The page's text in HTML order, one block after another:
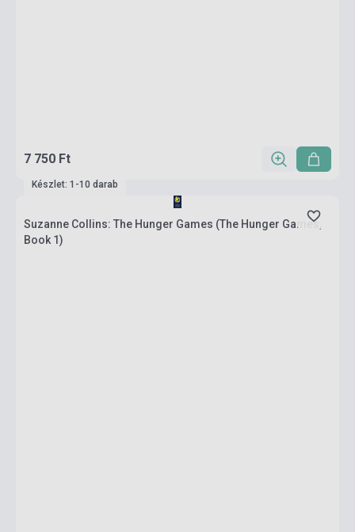
7 750 Ft
Készlet: 1-10 darab
Suzanne Collins: The Hunger Games (The Hunger Games,
Book 1)